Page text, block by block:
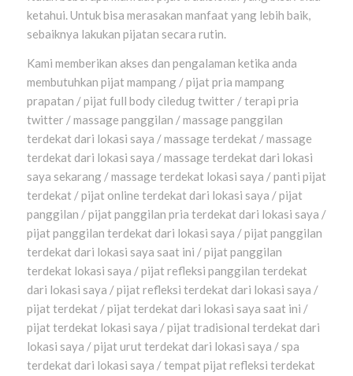
ketahui. Untuk bisa merasakan manfaat yang lebih baik,
sebaiknya lakukan pijatan secara rutin.
Kami memberikan akses dan pengalaman ketika anda
membutuhkan pijat mampang / pijat pria mampang
prapatan / pijat full body ciledug twitter / terapi pria
twitter / massage panggilan / massage panggilan
terdekat dari lokasi saya / massage terdekat / massage
terdekat dari lokasi saya / massage terdekat dari lokasi
saya sekarang / massage terdekat lokasi saya / panti pijat
terdekat / pijat online terdekat dari lokasi saya / pijat
panggilan / pijat panggilan pria terdekat dari lokasi saya /
pijat panggilan terdekat dari lokasi saya / pijat panggilan
terdekat dari lokasi saya saat ini / pijat panggilan
terdekat lokasi saya / pijat refleksi panggilan terdekat
dari lokasi saya / pijat refleksi terdekat dari lokasi saya /
pijat terdekat / pijat terdekat dari lokasi saya saat ini /
pijat terdekat lokasi saya / pijat tradisional terdekat dari
lokasi saya / pijat urut terdekat dari lokasi saya / spa
terdekat dari lokasi saya / tempat pijat refleksi terdekat